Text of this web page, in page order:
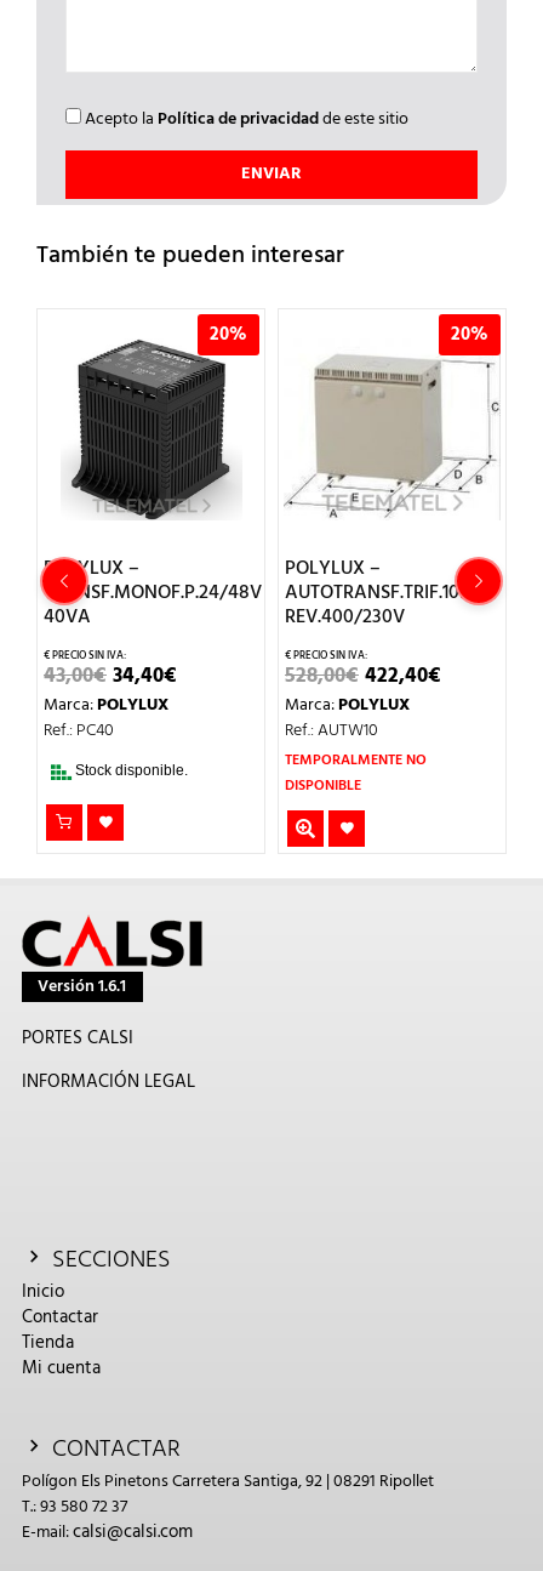
Acepto la Política de privacidadde este sitio
También te pueden interesar
20%
POLYLUX –
TRANSF.MONOF.P.24/48V
40VA
43,00€EL
PRECIO
ORIGINAL
ERA:
34,40€
Marca:POLYLUX
Ref.: PC40
Stock disponible.
20%
POLYLUX –
AUTOTRANSF.TRIF.10KVA
REV.400/230V
528,00€EL
PRECIO
ORIGINAL
ERA:
528,00€.
422,40€
Marca:POLYLUX
Ref.: AUTW10
TEMPORALMENTE NO
DISPONIBLE
Versión 1.6.1
PORTES CALSI
INFORMACIÓN LEGAL
SECCIONES
Inicio
Contactar
Tienda
Mi cuenta
CONTACTAR
Polígon Els Pinetons Carretera Santiga, 92 | 08291 Ripollet
T.: 93 580 72 37
E-mail:calsi@calsi.com